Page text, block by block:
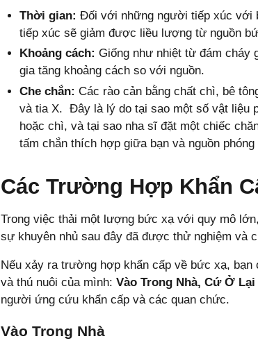
Thời gian: Đối với những người tiếp xúc với
tiếp xúc sẽ giảm được liều lượng từ nguồn
Khoảng cách: Giống như nhiệt từ đám cháy
gia tăng khoảng cách so với nguồn.
Che chắn: Các rào cản bằng chất chì, bê
và tia X. Đây là lý do tại sao một số vật liệu
hoặc chì, và tại sao nha sĩ đặt một chiếc
tấm chắn thích hợp giữa bạn và nguồn
Các Trường Hợp Khẩn
Trong việc thải một lượng bức xạ với quy mô
sự khuyên nhủ sau đây đã được thử nghiệm và
Nếu xảy ra trường hợp khẩn cấp về bức xạ,
và thú nuôi của mình: Vào Trong Nhà, Cứ Ở Lại
người ứng cứu khẩn cấp và các quan chức.
Vào Trong Nhà